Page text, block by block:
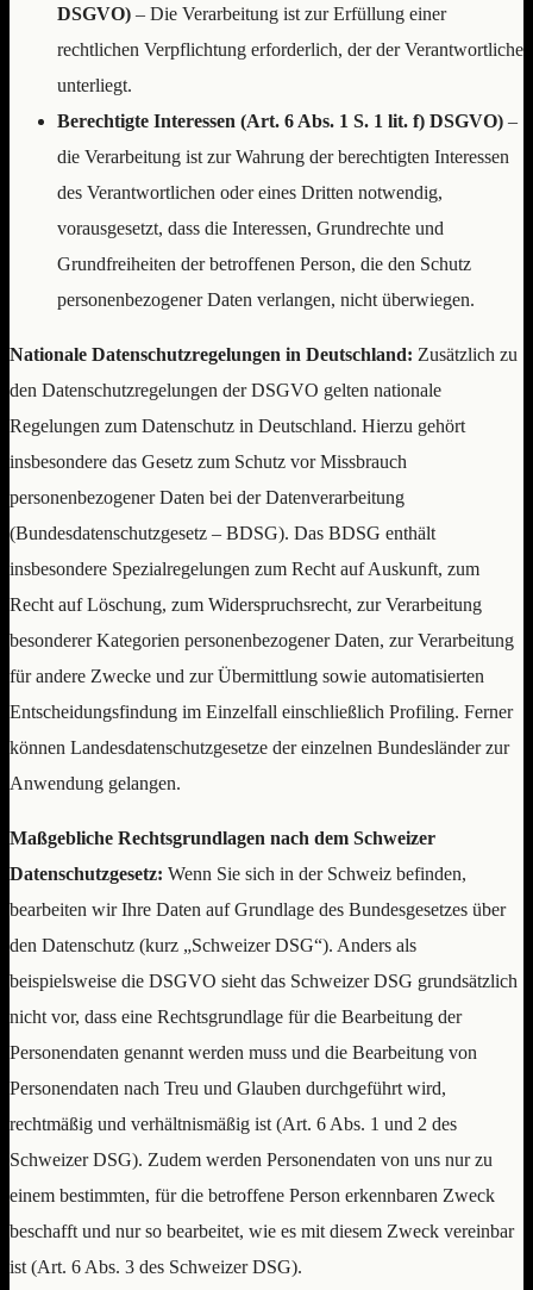
DSGVO) – Die Verarbeitung ist zur Erfüllung einer
rechtlichen Verpflichtung erforderlich, der der Verantwortliche
unterliegt.
Berechtigte Interessen (Art. 6 Abs. 1 S. 1 lit. f) DSGVO) –
die Verarbeitung ist zur Wahrung der berechtigten Interessen
des Verantwortlichen oder eines Dritten notwendig,
vorausgesetzt, dass die Interessen, Grundrechte und
Grundfreiheiten der betroffenen Person, die den Schutz
personenbezogener Daten verlangen, nicht überwiegen.
Nationale Datenschutzregelungen in Deutschland: Zusätzlich zu
den Datenschutzregelungen der DSGVO gelten nationale
Regelungen zum Datenschutz in Deutschland. Hierzu gehört
insbesondere das Gesetz zum Schutz vor Missbrauch
personenbezogener Daten bei der Datenverarbeitung
(Bundesdatenschutzgesetz – BDSG). Das BDSG enthält
insbesondere Spezialregelungen zum Recht auf Auskunft, zum
Recht auf Löschung, zum Widerspruchsrecht, zur Verarbeitung
besonderer Kategorien personenbezogener Daten, zur Verarbeitung
für andere Zwecke und zur Übermittlung sowie automatisierten
Entscheidungsfindung im Einzelfall einschließlich Profiling. Ferner
können Landesdatenschutzgesetze der einzelnen Bundesländer zur
Anwendung gelangen.
Maßgebliche Rechtsgrundlagen nach dem Schweizer
Datenschutzgesetz: Wenn Sie sich in der Schweiz befinden,
bearbeiten wir Ihre Daten auf Grundlage des Bundesgesetzes über
den Datenschutz (kurz „Schweizer DSG“). Anders als
beispielsweise die DSGVO sieht das Schweizer DSG grundsätzlich
nicht vor, dass eine Rechtsgrundlage für die Bearbeitung der
Personendaten genannt werden muss und die Bearbeitung von
Personendaten nach Treu und Glauben durchgeführt wird,
rechtmäßig und verhältnismäßig ist (Art. 6 Abs. 1 und 2 des
Schweizer DSG). Zudem werden Personendaten von uns nur zu
einem bestimmten, für die betroffene Person erkennbaren Zweck
beschafft und nur so bearbeitet, wie es mit diesem Zweck vereinbar
ist (Art. 6 Abs. 3 des Schweizer DSG).